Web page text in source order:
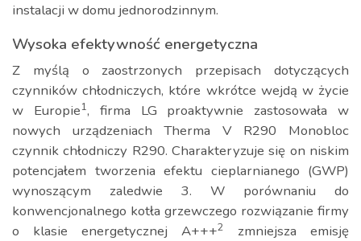
instalacji w domu jednorodzinnym.
Wysoka efektywność energetyczna
Z myślą o zaostrzonych przepisach dotyczących
czynników chłodniczych, które wkrótce wejdą w życie
w Europie1, firma LG proaktywnie zastosowała w
nowych urządzeniach Therma V R290 Monobloc
czynnik chłodniczy R290. Charakteryzuje się on niskim
potencjałem tworzenia efektu cieplarnianego (GWP)
wynoszącym zaledwie 3. W porównaniu do
konwencjonalnego kotła grzewczego rozwiązanie firmy
o klasie energetycznej A+++2
zmniejsza emisję